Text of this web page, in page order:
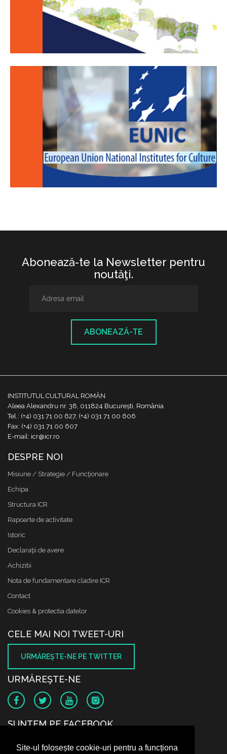
Site-ul folosește cookie-uri pentru a funcționa
Abonează-te la Newsletter pentru
noutăţi.
ABONEAZĂ-TE
INSTITUTUL CULTURAL ROMÂN
Aleea Alexandru nr. 38, 011824 București, România
Tel.: (+4) 031 71 00 627, (+4) 031 71 00 606
Fax: (+4) 031 71 00 607
E-mail: icr@icr.ro
DESPRE NOI
Misiune / Strategie / Funcţionare
Echipa
Structura ICR
Rapoarte de activitate
Istoric
Declaraţii de avere
Achizitii
Nota de fundamentare cladire ICR
Contact
Cookies & protectia datelor
CELE MAI NOI TWEET-URI
URMĂREŞTE-NE PE TWITTER
URMĂREŞTE-NE
SUNTEM PE FACEBOOK